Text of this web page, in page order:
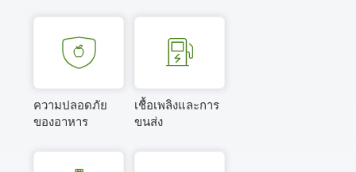
ความปลอดภัย
ของอาหาร
เชื้อเพลิงและการ
ขนส่ง